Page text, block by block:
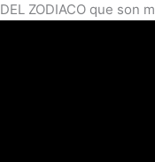
ZODIACO que son